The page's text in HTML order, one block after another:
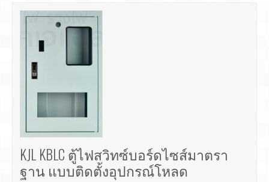
KJL KBLC ตู้ไฟสวิทซ์บอร์ดไซส์มาตรา
ฐาน แบบติดตั้งอุปกรณ์โหลด